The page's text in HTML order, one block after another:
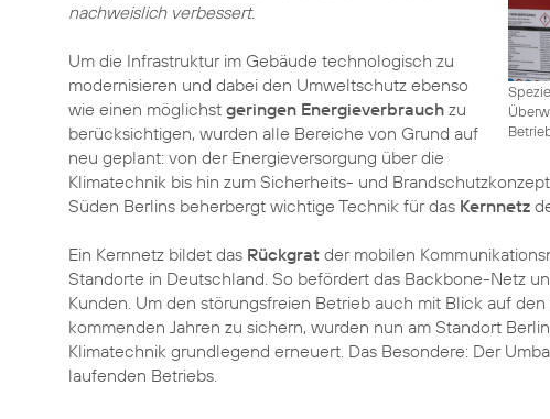
nachweislich verbessert.
Um die Infrastruktur im Gebäude technologisch zu
modernisieren und dabei den Umweltschutz ebenso
wie einen möglichst geringen Energieverbrauch zu
berücksichtigen, wurden alle Bereiche von Grund auf
neu geplant: von der Energieversorgung über die
Klimatechnik bis hin zum Sicherheits- und
Süden Berlins beherbergt wichtige Technik für das Kernnetz
Ein Kernnetz bildet das Rückgrat der mobilen
Standorte in Deutschland. So befördert das Backbone-Netz
Kunden. Um den störungsfreien Betrieb auch mit Blick auf
kommenden Jahren zu sichern, wurden nun am Standort
Klimatechnik grundlegend erneuert. Das Besondere: Der
laufenden Betriebs.